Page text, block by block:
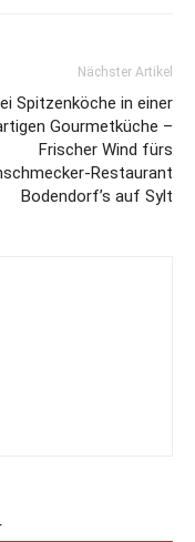
Nächster Artikel
Spitzenköche in einer
Gourmetküche –
Frischer Wind fürs
Restaurant
Bodendorf’s auf Sylt